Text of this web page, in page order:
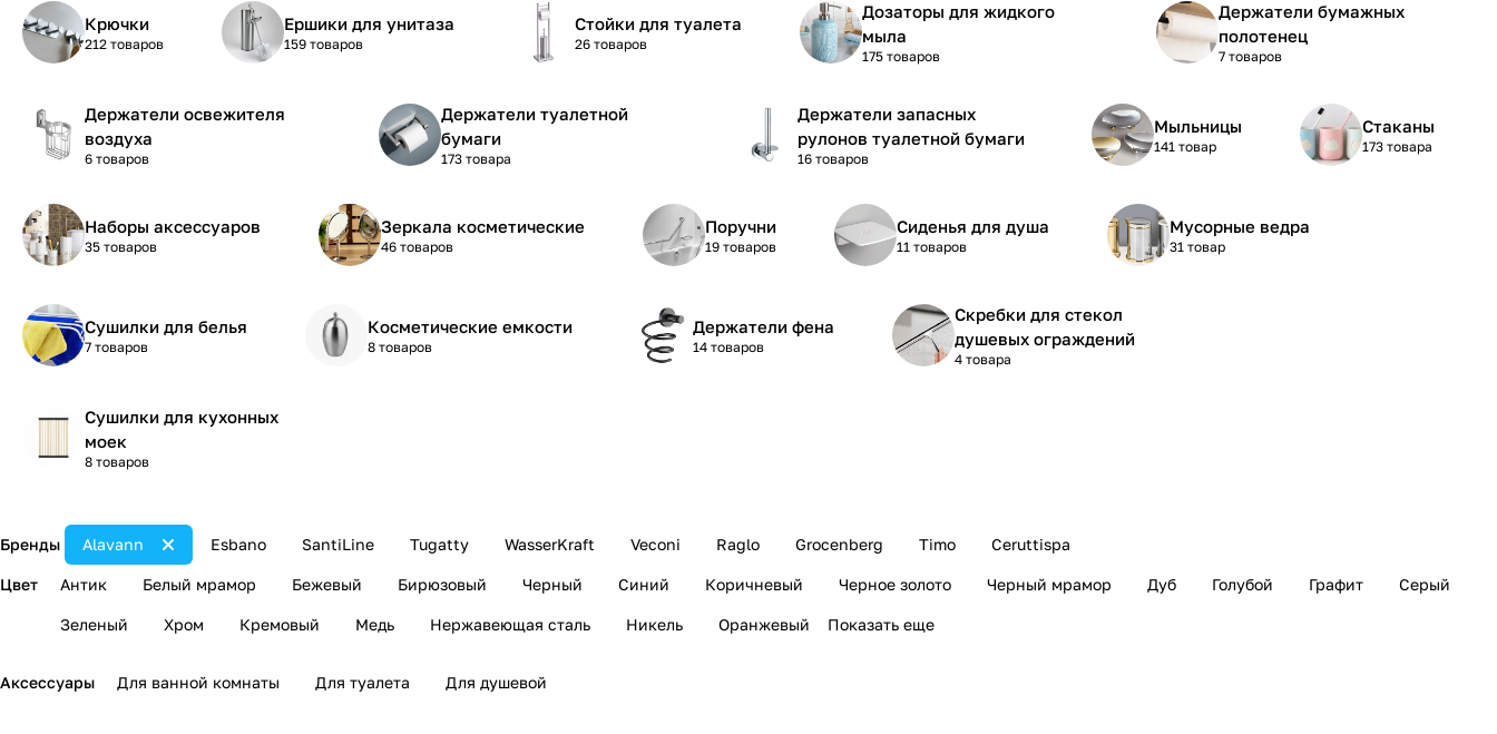
Крючки
212 товаров
Ершики для унитаза
159 товаров
Стойки для туалета
26 товаров
Дозаторы для жидкого
мыла
175 товаров
Держатели бумажных
полотенец
7 товаров
Держатели освежителя
воздуха
6 товаров
Держатели туалетной
бумаги
173 товара
Держатели запасных
рулонов туалетной бумаги
16 товаров
Мыльницы
141 товар
Стаканы
173 товара
Наборы аксессуаров
35 товаров
Зеркала косметические
46 товаров
Поручни
19 товаров
Сиденья для душа
11 товаров
Мусорные ведра
31 товар
Сушилки для белья
7 товаров
Косметические емкости
8 товаров
Держатели фена
14 товаров
Скребки для стекол
душевых ограждений
4 товара
Сушилки для кухонных
моек
8 товаров
Бренды Esbano
Alavann SantiLine Tugatty WasserKraft Veconi Raglo Grocenberg Timo Ceruttispa
Цвет Антик Белый мрамор Бежевый Бирюзовый Черный Синий Коричневый Черное золото Черный мрамор Дуб Голубой Графит Серый
Зеленый Хром Кремовый Медь Нержавеющая сталь Никель Оранжевый Показать еще
Аксессуары Для ванной комнаты Для туалета Для душевой